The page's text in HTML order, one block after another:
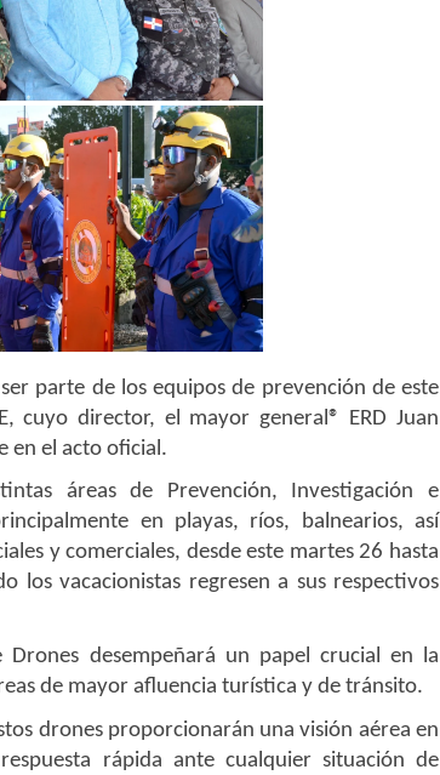
parte de los equipos de prevención de este
cuyo director, el mayor general®️ ERD Juan
en el acto oficial.
áreas de Prevención, Investigación e
en playas, ríos, balnearios, así
y comerciales, desde este martes 26 hasta
los vacacionistas regresen a sus respectivos
Drones desempeñará un papel crucial en la
de mayor afluencia turística y de tránsito.
drones proporcionarán una visión aérea en
rápida ante cualquier situación de